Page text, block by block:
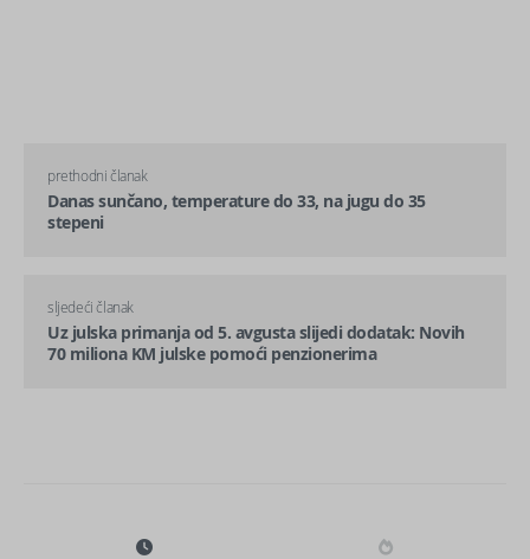
prethodni članak
Danas sunčano, temperature do 33, na jugu do 35
stepeni
sljedeći članak
Uz julska primanja od 5. avgusta slijedi dodatak: Novih
70 miliona KM julske pomoći penzionerima